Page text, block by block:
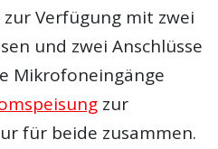
zur Verfügung mit zwei
und zwei Anschlüsse
Mikrofoneingänge
zur
für beide zusammen.